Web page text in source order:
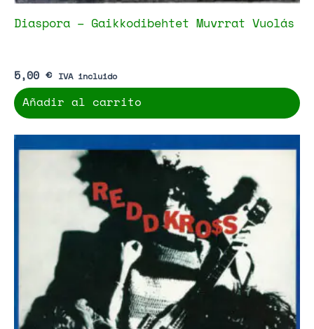
Diaspora – Gaikkodibehtet Muvrrat Vuolás
5,00 € IVA incluido
Añadir al carrito